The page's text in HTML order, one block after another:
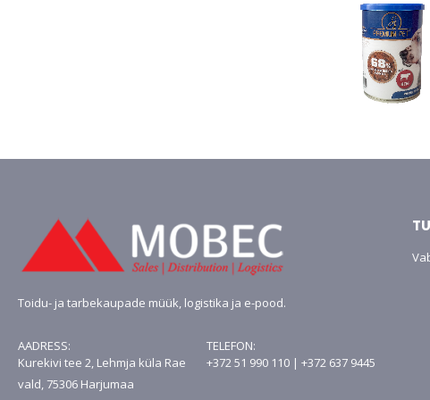
Toidu- ja tarbekaupade müük, logistika ja e-pood.
AADRESS:
Kurekivi tee 2, Lehmja küla Rae
vald, 75306 Harjumaa
TELEFON:
+372 51 990 110 | +372 637 9445